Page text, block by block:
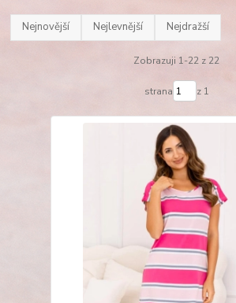
Nejnovější Nejlevnější Nejdražší
Zobrazuji 1-22 z 22
strana z 1